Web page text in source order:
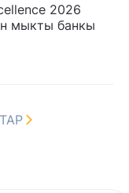
2026
мыкты банкы